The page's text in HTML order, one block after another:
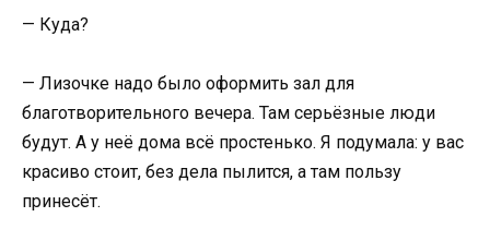
— Куда?
— Лизочке надо было оформить зал для
благотворительного вечера. Там серьёзные люди
будут. А у неё дома всё простенько. Я подумала: у вас
красиво стоит, без дела пылится, а там пользу
принесёт.